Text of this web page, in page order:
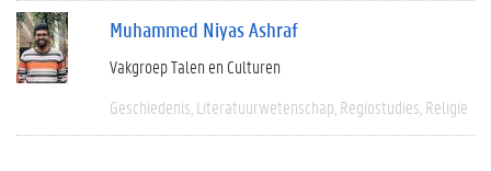
Muhammed Niyas Ashraf
Vakgroep Talen en Culturen
Geschiedenis Literatuurwetenschap Regiostudies Religie